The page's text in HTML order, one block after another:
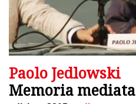
Paolo Jedlowski
Memoria mediata